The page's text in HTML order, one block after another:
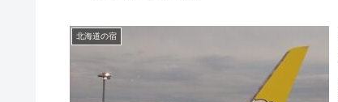
北海道の宿